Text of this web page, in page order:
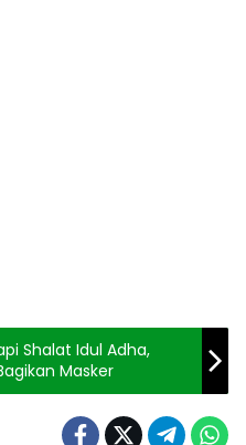
Shalat Idul Adha,
Masker